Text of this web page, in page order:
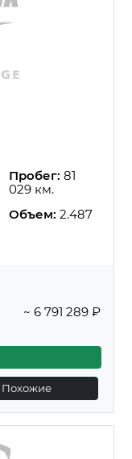
Пробег: 81
029 км.
Объем: 2.487
~ 6 791 289 ₽
Похожие